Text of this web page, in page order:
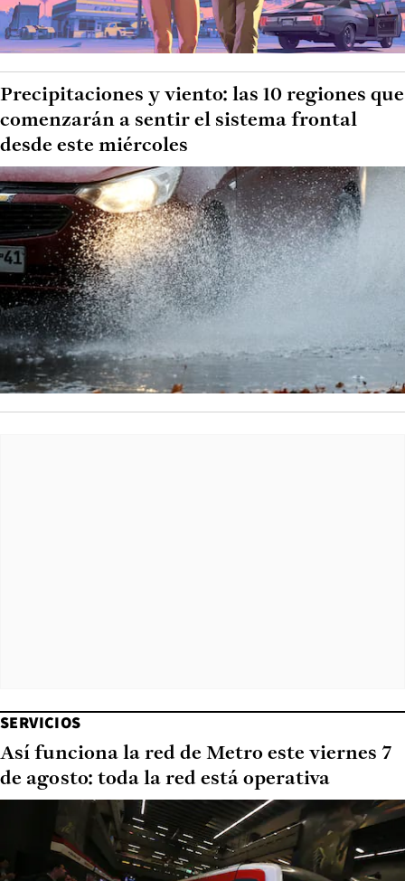
Precipitaciones y viento: las 10 regiones que
comenzarán a sentir el sistema frontal
desde este miércoles
SERVICIOS
Así funciona la red de Metro este viernes 7
de agosto: toda la red está operativa